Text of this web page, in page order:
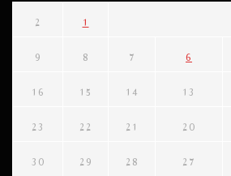
1
2
6
7
8
9
13
14
15
16
20
21
22
23
27
28
29
30